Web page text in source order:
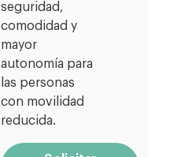
seguridad,
comodidad y
mayor
autonomía para
las personas
con movilidad
reducida.